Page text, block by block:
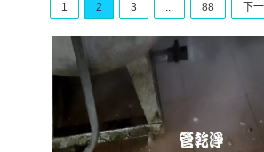
1 2 3 ... 88 下